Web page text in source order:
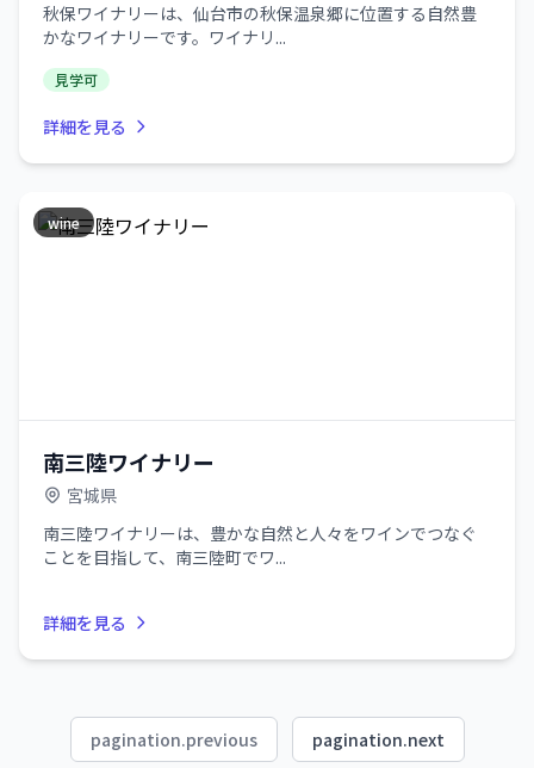
秋保ワイナリーは、仙台市の秋保温泉郷に位置する自然豊
かなワイナリーです。ワイナリ...
見学可
詳細を見る
wine
南三陸ワイナリー
宮城県
南三陸ワイナリーは、豊かな自然と人々をワインでつなぐ
ことを目指して、南三陸町でワ...
詳細を見る
pagination.previous pagination.next